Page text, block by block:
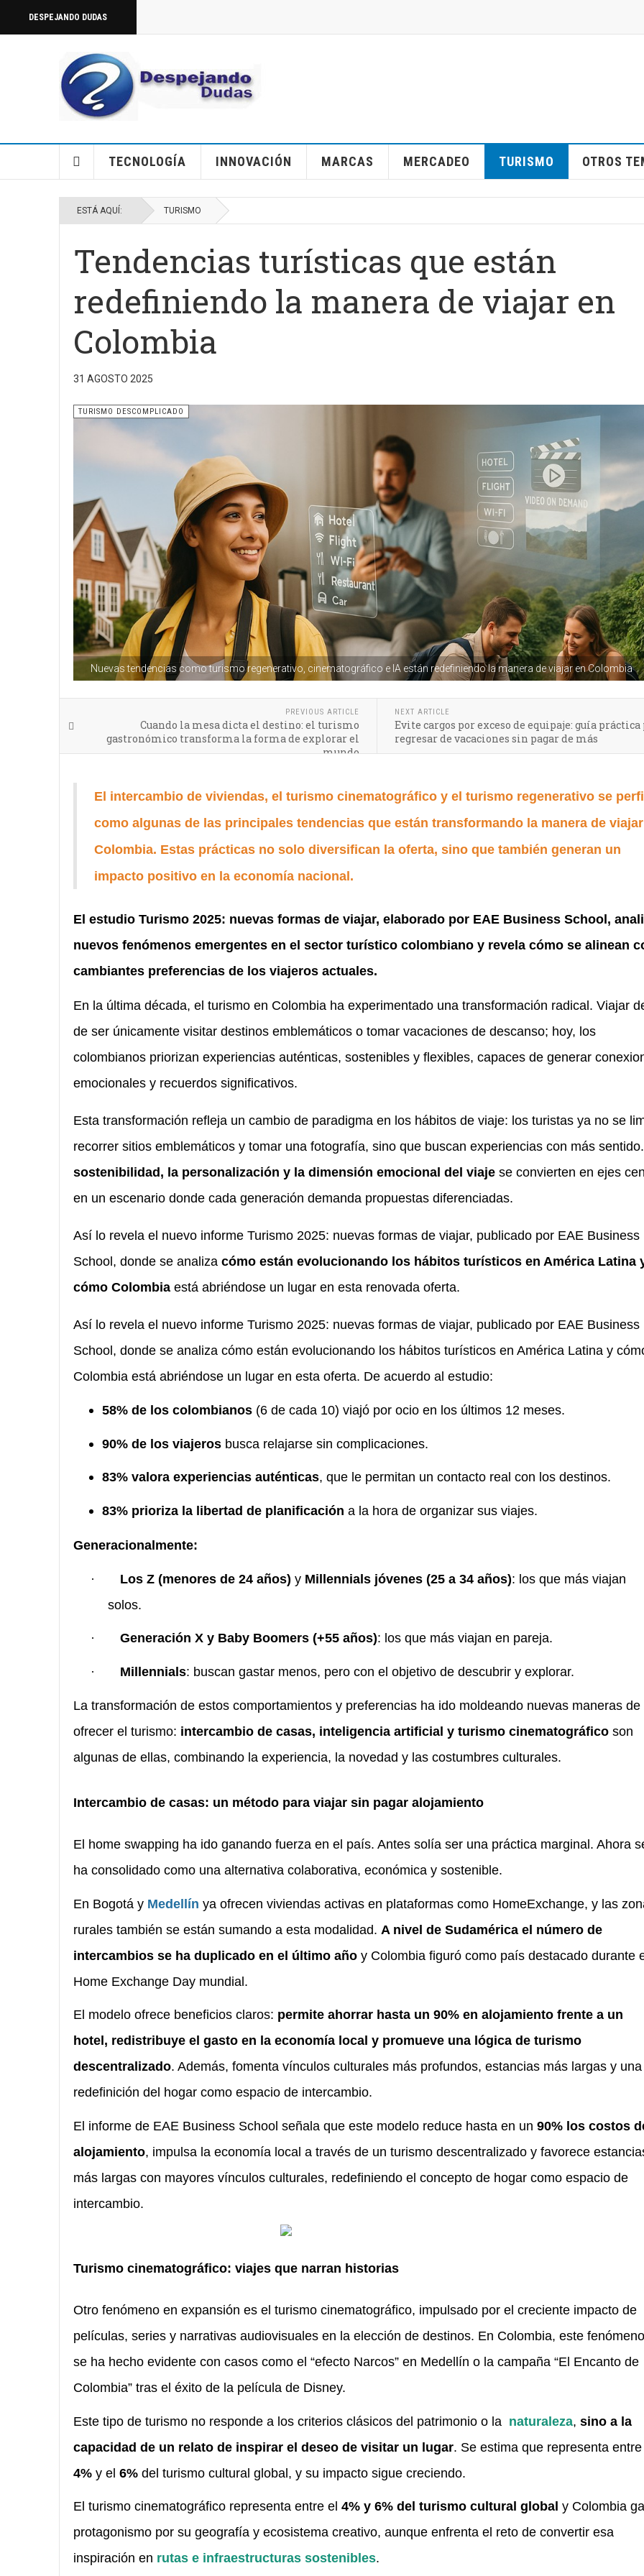
DESPEJANDO DUDAS
TECNOLOGÍA INNOVACIÓN MARCAS MERCADEO TURISMO OTROS
ESTÁ AQUÍ: TURISMO
Tendencias turísticas que están
redefiniendo la manera de viajar en
Colombia
31 AGOSTO 2025
Nuevas tendencias como turismo regenerativo, cinematográfico e IA están redefiniendo la manera de viajar en Colombia
TURISMO DESCOMPLICADO
PREVIOUS ARTICLE
Cuando la mesa dicta el destino: el turismo
gastronómico transforma la forma de explorar el
mundo
NEXT ARTICLE
Evite cargos por exceso de equipaje: guía práctica
regresar de vacaciones sin pagar de más
El intercambio de viviendas, el turismo cinematográfico y el turismo regenerativo se
como algunas de las principales tendencias que están transformando la manera de
Colombia. Estas prácticas no solo diversifican la oferta, sino que también generan un
impacto positivo en la economía nacional.
El estudio Turismo 2025: nuevas formas de viajar, elaborado por EAE Business School,
nuevos fenómenos emergentes en el sector turístico colombiano y revela cómo se alinean
cambiantes preferencias de los viajeros actuales.
En la última década, el turismo en Colombia ha experimentado una transformación radical. Viajar
de ser únicamente visitar destinos emblemáticos o tomar vacaciones de descanso; hoy, los
colombianos priorizan experiencias auténticas, sostenibles y flexibles, capaces de generar
emocionales y recuerdos significativos.
Esta transformación refleja un cambio de paradigma en los hábitos de viaje: los turistas ya no se
recorrer sitios emblemáticos y tomar una fotografía, sino que buscan experiencias con más
sostenibilidad, la personalización y la dimensión emocional del viaje se convierten en ejes
en un escenario donde cada generación demanda propuestas diferenciadas.
Así lo revela el nuevo informe Turismo 2025: nuevas formas de viajar, publicado por EAE Business
School, donde se analiza cómo están evolucionando los hábitos turísticos en América Latina
cómo Colombia está abriéndose un lugar en esta renovada oferta.
Así lo revela el nuevo informe Turismo 2025: nuevas formas de viajar, publicado por EAE Business
School, donde se analiza cómo están evolucionando los hábitos turísticos en América Latina y
Colombia está abriéndose un lugar en esta oferta. De acuerdo al estudio:
58% de los colombianos (6 de cada 10) viajó por ocio en los últimos 12 meses.
90% de los viajeros busca relajarse sin complicaciones.
83% valora experiencias auténticas, que le permitan un contacto real con los destinos.
83% prioriza la libertad de planificación a la hora de organizar sus viajes.
Generacionalmente:
· Los Z (menores de 24 años) y Millennials jóvenes (25 a 34 años): los que más viajan
solos.
· Generación X y Baby Boomers (+55 años): los que más viajan en pareja.
· Millennials: buscan gastar menos, pero con el objetivo de descubrir y explorar.
La transformación de estos comportamientos y preferencias ha ido moldeando nuevas maneras de
ofrecer el turismo: intercambio de casas, inteligencia artificial y turismo cinematográfico son
algunas de ellas, combinando la experiencia, la novedad y las costumbres culturales.
Intercambio de casas: un método para viajar sin pagar alojamiento
El home swapping ha ido ganando fuerza en el país. Antes solía ser una práctica marginal. Ahora
ha consolidado como una alternativa colaborativa, económica y sostenible.
En Bogotá y Medellín ya ofrecen viviendas activas en plataformas como HomeExchange, y las
rurales también se están sumando a esta modalidad. A nivel de Sudamérica el número de
intercambios se ha duplicado en el último año y Colombia figuró como país destacado durante
Home Exchange Day mundial.
El modelo ofrece beneficios claros: permite ahorrar hasta un 90% en alojamiento frente a un
hotel, redistribuye el gasto en la economía local y promueve una lógica de turismo
descentralizado. Además, fomenta vínculos culturales más profundos, estancias más largas y una
redefinición del hogar como espacio de intercambio.
El informe de EAE Business School señala que este modelo reduce hasta en un 90% los costos
alojamiento, impulsa la economía local a través de un turismo descentralizado y favorece
más largas con mayores vínculos culturales, redefiniendo el concepto de hogar como espacio de
intercambio.
Turismo cinematográfico: viajes que narran historias
Otro fenómeno en expansión es el turismo cinematográfico, impulsado por el creciente impacto de
películas, series y narrativas audiovisuales en la elección de destinos. En Colombia, este fenómeno
se ha hecho evidente con casos como el “efecto Narcos” en Medellín o la campaña “El Encanto de
Colombia” tras el éxito de la película de Disney.
Este tipo de turismo no responde a los criterios clásicos del patrimonio o la naturaleza, sino a la
capacidad de un relato de inspirar el deseo de visitar un lugar. Se estima que representa
4% y el 6% del turismo cultural global, y su impacto sigue creciendo.
El turismo cinematográfico representa entre el 4% y 6% del turismo cultural global y Colombia
protagonismo por su geografía y ecosistema creativo, aunque enfrenta el reto de convertir esa
inspiración en rutas e infraestructuras sostenibles.